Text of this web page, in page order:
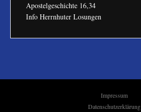
Apostelgeschichte 16,34
Info Herrnhuter Losungen
Impressum
Datenschutzerklärung